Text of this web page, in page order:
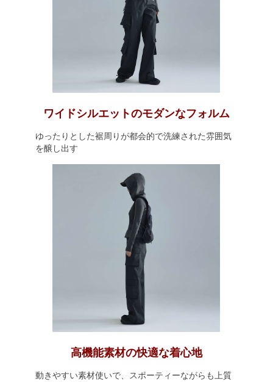
ワイドシルエットのモダンなフォルム
ゆったりとした裾周りが都会的で洗練された雰囲気
を醸し出す
高機能素材の快適な着心地
動きやすい素材使いで、スポーティーながらも上質